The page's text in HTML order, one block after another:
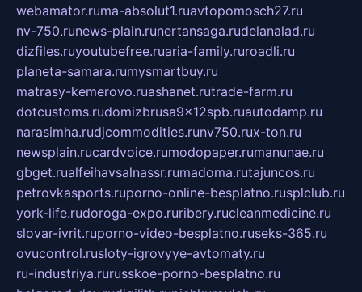
webamator.ruma-absolut1.ruavtopomosch27.ru
nv-750.runews-plain.runertansaga.rudelanalad.ru
dizfiles.ruyoutubefree.ruaria-family.ruroadli.ru
planeta-samara.rumysmartbuy.ru
matrasy-kemerovo.ruashanet.rutrade-farm.ru
dotcustoms.rudomizbrusa9x12spb.ruautodamp.ru
narasimha.rudjcommodities.runv750.rux-ton.ru
newsplain.rucardvoice.rumodopaper.rumanunae.ru
gbget.rualfeihavsalnassr.rumadoma.rutajuncos.ru
petrovkasports.ruporno-online-besplatno.rusplclub.ru
york-life.rudoroga-expo.ruribery.rucleanmedicine.ru
slovar-ivrit.ruporno-video-besplatno.ruseks-365.ru
ovucontrol.rusloty-igrovyye-avtomaty.ru
ru-industriya.rurusskoe-porno-besplatno.ru